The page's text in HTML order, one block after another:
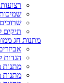
שרוכים
תיקים
מתנות חג
הגדות
מתנות
מתנות